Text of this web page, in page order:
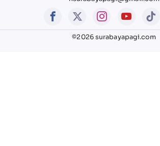
©2026 surabayapagi.com